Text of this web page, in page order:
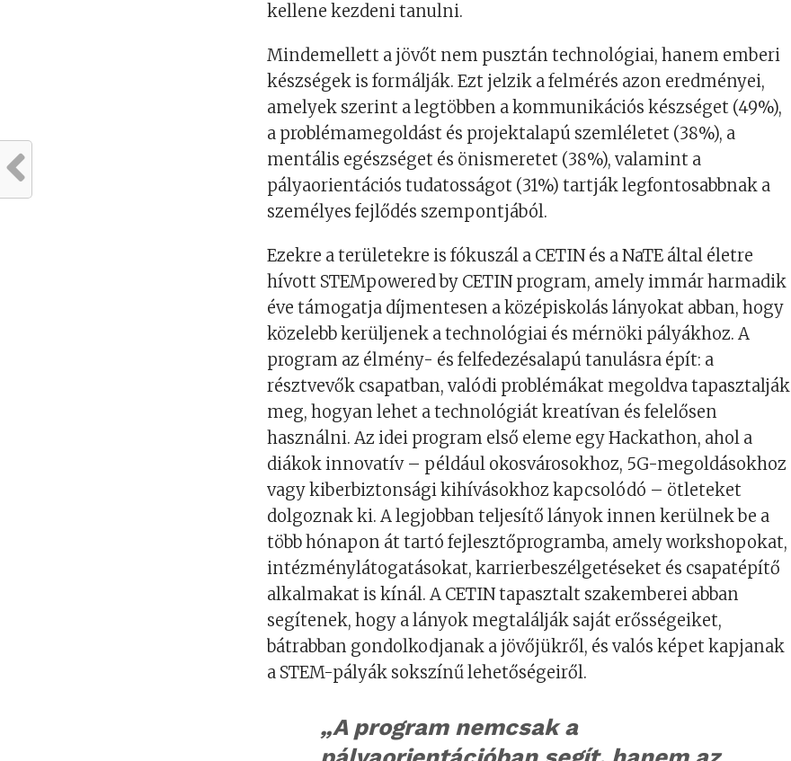
kellene kezdeni tanulni.
Mindemellett a jövőt nem pusztán technológiai, hanem emberi
készségek is formálják. Ezt jelzik a felmérés azon eredményei,
amelyek szerint a legtöbben a kommunikációs készséget (49%),
a problémamegoldást és projektalapú szemléletet (38%), a
mentális egészséget és önismeretet (38%), valamint a
pályaorientációs tudatosságot (31%) tartják legfontosabbnak a
személyes fejlődés szempontjából.
Ezekre a területekre is fókuszál a CETIN és a NaTE által életre
hívott STEMpowered by CETIN program, amely immár harmadik
éve támogatja díjmentesen a középiskolás lányokat abban, hogy
közelebb kerüljenek a technológiai és mérnöki pályákhoz. A
program az élmény- és felfedezésalapú tanulásra épít: a
résztvevők csapatban, valódi problémákat megoldva tapasztalják
meg, hogyan lehet a technológiát kreatívan és felelősen
használni. Az idei program első eleme egy Hackathon, ahol a
diákok innovatív – például okosvárosokhoz, 5G-megoldásokhoz
vagy kiberbiztonsági kihívásokhoz kapcsolódó – ötleteket
dolgoznak ki. A legjobban teljesítő lányok innen kerülnek be a
több hónapon át tartó fejlesztőprogramba, amely workshopokat,
intézménylátogatásokat, karrierbeszélgetéseket és csapatépítő
alkalmakat is kínál. A CETIN tapasztalt szakemberei abban
segítenek, hogy a lányok megtalálják saját erősségeiket,
bátrabban gondolkodjanak a jövőjükről, és valós képet kapjanak
a STEM-pályák sokszínű lehetőségeiről.
„A program nemcsak a